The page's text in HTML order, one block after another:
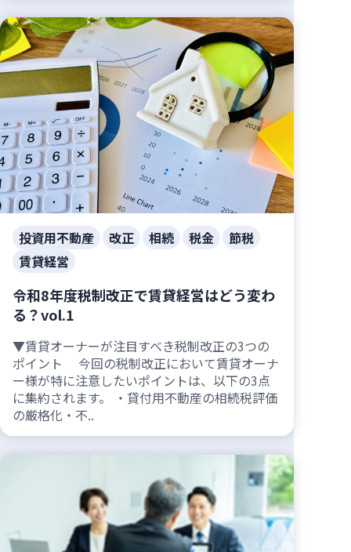
投資用不動産 改正 相続 税金
節税
賃貸経営
令和8年度税制改正で賃貸経営はどう変わ
る？vol.1
▼賃貸オーナーが注目すべき税制改正の3つの
ポイント 今回の税制改正において賃貸オーナ
ー様が特に注意したいポイントは、以下の3点
に集約されます。 ・貸付用不動産の相続税評価
の厳格化・不..